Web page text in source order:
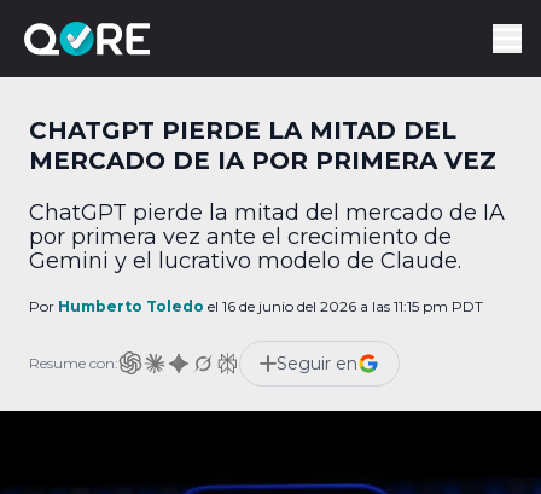
CHATGPT PIERDE LA MITAD DEL
MERCADO DE IA POR PRIMERA VEZ
ChatGPT pierde la mitad del mercado de IA
por primera vez ante el crecimiento de
Gemini y el lucrativo modelo de Claude.
Por Humberto Toledo el 16 de junio del 2026 a las 11:15 pm PDT
Resume con: Seguir en